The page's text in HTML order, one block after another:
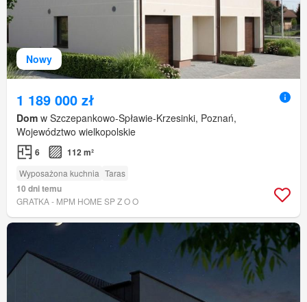
Nowy
1 189 000 zł
Dom w Szczepankowo-Spławie-Krzesinki, Poznań,
Województwo wielkopolskie
6 112 m²
Wyposażona kuchnia Taras
10 dni temu
GRATKA - MPM HOME SP Z O O